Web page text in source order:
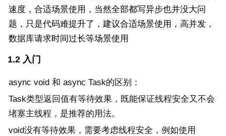
速度，合适场景使用，当然全部都写异步也并没大问
题，只是代码难提升了，建议合适场景使用，高并发，
数据库请求时间过长等场景使用
1.2 入门
async void 和 async Task的区别：
Task类型返回值有等待效果，既能保证线程安全又不会
堵塞主线程，是推荐的用法。
void没有等待效果，需要考虑线程安全，例如使用